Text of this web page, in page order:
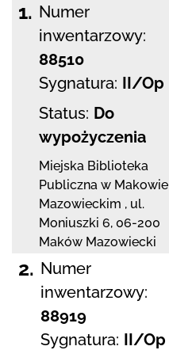
1. Numer
inwentarzowy:
88510
Sygnatura: II/Op
Status: Do
wypożyczenia
Miejska Biblioteka
Publiczna w Makowie
Mazowieckim , ul.
Moniuszki 6, 06-200
Maków Mazowiecki
2. Numer
inwentarzowy:
88919
Sygnatura: II/Op